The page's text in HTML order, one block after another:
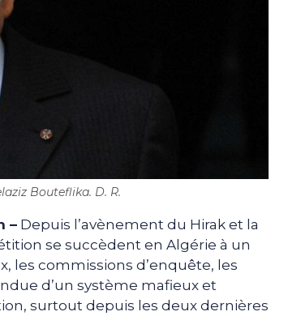
Bouteflika. D. R.
– Depuis l’avènement du Hirak et la
se succèdent en Algérie à un
les commissions d’enquête, les
d’un système mafieux et
surtout depuis les deux dernières